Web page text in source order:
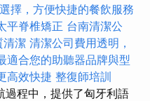
擇，方便快捷的餐飲服務
平脊椎矯正 台南清潔公
清潔 清潔公司費用透明，
適合您的助聽器品牌與型
高效快捷 整復師培訓
過程中，提供了匈牙利語